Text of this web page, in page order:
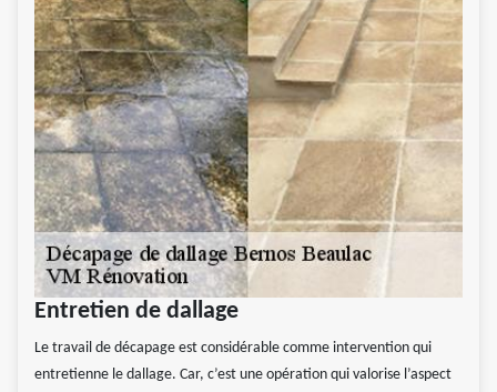
Entretien de dallage
Le travail de décapage est considérable comme intervention qui
entretienne le dallage. Car, c’est une opération qui valorise l’aspect